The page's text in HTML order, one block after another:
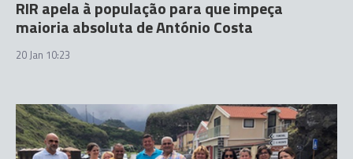
RIR apela à população para que impeça
maioria absoluta de António Costa
20 Jan 10:23